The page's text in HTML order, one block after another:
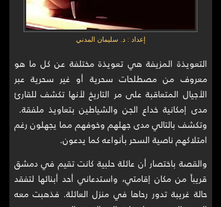
إعداد : د. سليمان المدني
التعويذة المزيفة هي تعويذة مختلفة عن كل ما هو
معروف من مصطلحات سحرية أو غير سحرية عبر
الأجيال المتعاقبة على مر التاريخ لأنها تكشف للقارئ
مدى إمكانية خداع الجن والشياطين بتعاويذ ملفقة.
وتكشف بالتالي مدى جهلهم وخوفهم مما يجهلون رغم
امتلاكهم ناصية السحر بأنواعه كما يدعون.
والقصة باختصار أن عائلة حلبية كانت تقيم في دمشق
قريباً من مكان إقامتي، واستدعاني أحد أبنائها لتفقد
حالة غريبة تدور رحاها في منزل العائلة. فذهبت معه